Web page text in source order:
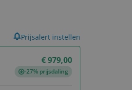
€ 979,00
-27% prijsdaling
Prijsalert instellen